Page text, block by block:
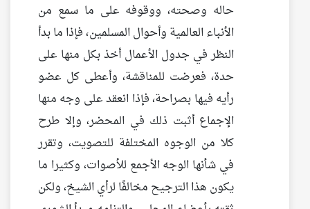
حاله وصحته، ووقوفه على ما سمع من
الأنباء العالمية وأحوال المسلمين، فإذا ما بدأ
النظر في جدول الأعمال أخذ بكل منها على
حدة، فعرضت للمناقشة، وأعطى كل عضو
رأيه فيها بصراحة، فإذا انعقد على وجه منها
الإجماع أثبت ذلك في المحضر، وإلا طرح
كلا من الوجوه المختلفة للتصويت، وتقرر
في شأنها الوجه الأجمع للأصوات، وكثيرا ما
يكون هذا الترجيح مخالفًا لرأي الشيخ، ولكن